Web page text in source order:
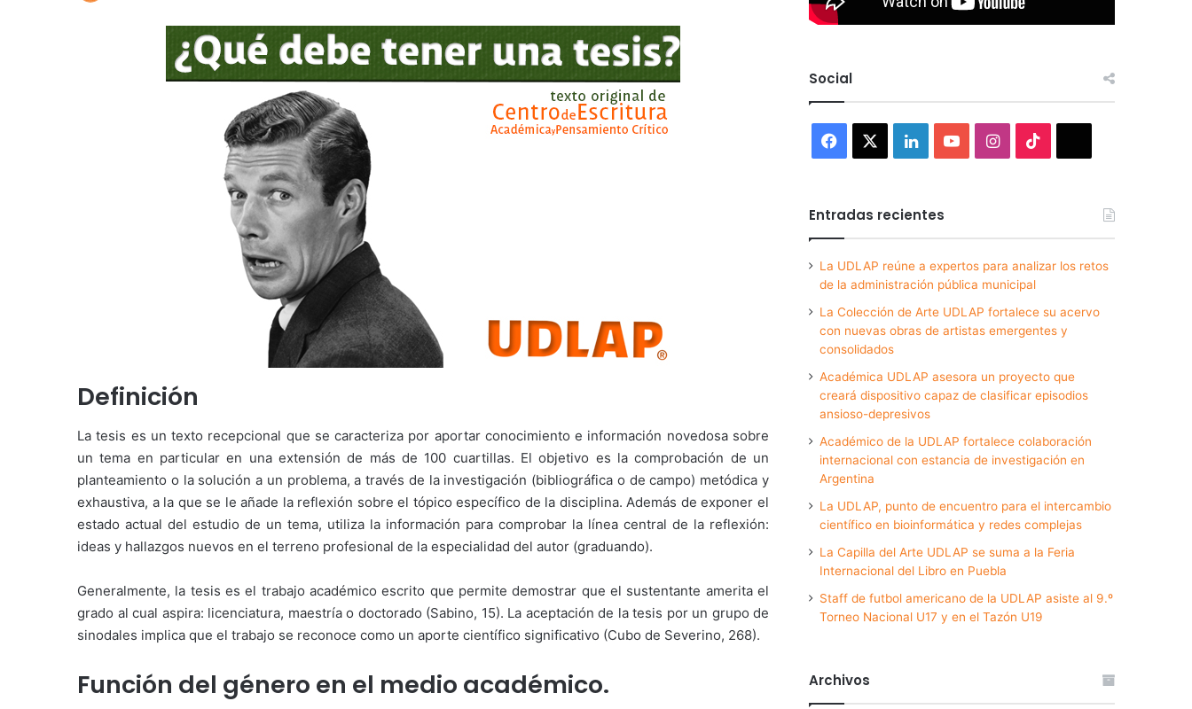
Definición
La tesis es un texto recepcional que se caracteriza por aportar conocimiento e información novedosa sobre
un tema en particular en una extensión de más de 100 cuartillas. El objetivo es la comprobación de un
planteamiento o la solución a un problema, a través de la investigación (bibliográfica o de campo) metódica y
exhaustiva, a la que se le añade la reflexión sobre el tópico específico de la disciplina. Además de exponer el
estado actual del estudio de un tema, utiliza la información para comprobar la línea central de la reflexión:
ideas y hallazgos nuevos en el terreno profesional de la especialidad del autor (graduando).
Generalmente, la tesis es el trabajo académico escrito que permite demostrar que el sustentante amerita el
grado al cual aspira: licenciatura, maestría o doctorado (Sabino, 15). La aceptación de la tesis por un grupo de
sinodales implica que el trabajo se reconoce como un aporte científico significativo (Cubo de Severino, 268).
Función del género en el medio académico.
Social
Facebook LinkedInYouTubeInstagram
Entradas recientes
La UDLAP reúne a expertos para analizar los retos
de la administración pública municipal
La Colección de Arte UDLAP fortalece su acervo
con nuevas obras de artistas emergentes y
consolidados
Académica UDLAP asesora un proyecto que
creará dispositivo capaz de clasificar episodios
ansioso-depresivos
Académico de la UDLAP fortalece colaboración
internacional con estancia de investigación en
Argentina
La UDLAP, punto de encuentro para el intercambio
científico en bioinformática y redes complejas
La Capilla del Arte UDLAP se suma a la Feria
Internacional del Libro en Puebla
Staff de futbol americano de la UDLAP asiste al 9.º
Torneo Nacional U17 y en el Tazón U19
Archivos